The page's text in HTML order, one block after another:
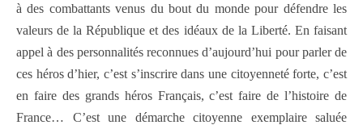
à des combattants venus du bout du monde pour défendre les
valeurs de la République et des idéaux de la Liberté. En faisant
appel à des personnalités reconnues d’aujourd’hui pour parler de
ces héros d’hier, c’est s’inscrire dans une citoyenneté forte, c’est
en faire des grands héros Français, c’est faire de l’histoire de
France… C’est une démarche citoyenne exemplaire saluée